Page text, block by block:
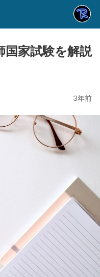
国家試験を解説
3年前